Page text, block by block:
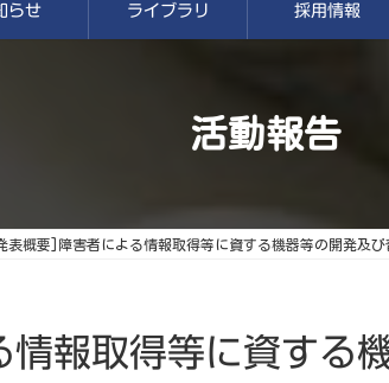
らせ ライブラリ 採用情報
活動報告
表概要]障害者による情報取得等に資する機器等の開発及
報取得等に資する